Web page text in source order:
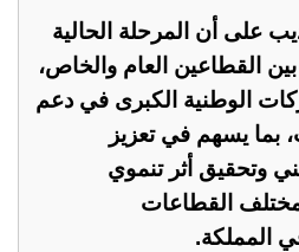
على أن المرحلة الحالية
القطاعين العام والخاص،
الوطنية الكبرى في دعم
بما يسهم في تعزيز
وتحقيق أثر تنموي
القطاعات
المملكة.